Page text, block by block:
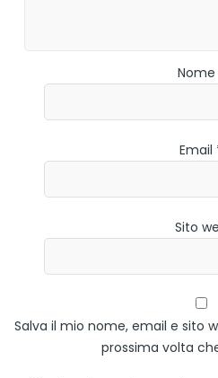
Nome
Email
Sito
Salva il mio nome, email e sito
prossima volta